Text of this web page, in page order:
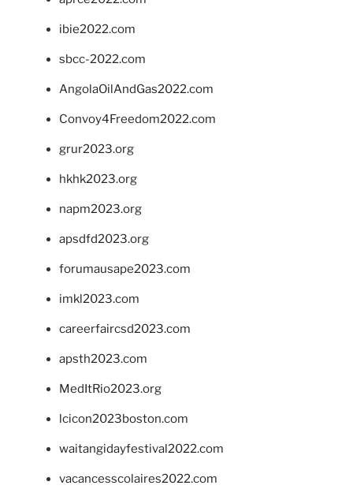
ibie2022.com
sbcc-2022.com
AngolaOilAndGas2022.com
Convoy4Freedom2022.com
grur2023.org
hkhk2023.org
napm2023.org
apsdfd2023.org
forumausape2023.com
imkl2023.com
careerfaircsd2023.com
apsth2023.com
MedItRio2023.org
lcicon2023boston.com
waitangidayfestival2022.com
vacancesscolaires2022.com